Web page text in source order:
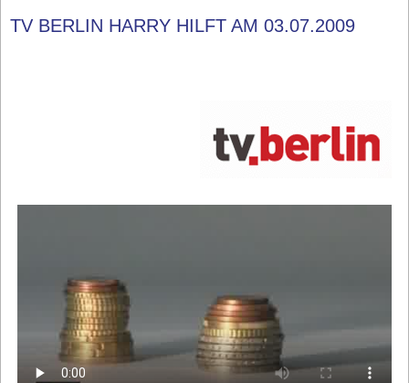
TV BERLIN HARRY HILFT AM 03.07.2009